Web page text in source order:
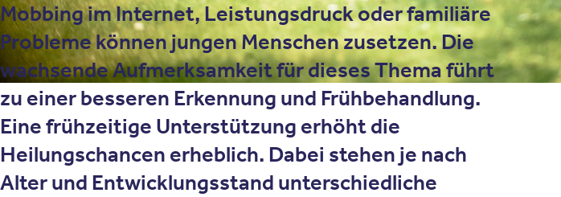
Mobbing im Internet, Leistungsdruck oder familiäre
Probleme können jungen Menschen zusetzen. Die
wachsende Aufmerksamkeit für dieses Thema führt
zu einer besseren Erkennung und Frühbehandlung.
Eine frühzeitige Unterstützung erhöht die
Heilungschancen erheblich. Dabei stehen je nach
Alter und Entwicklungsstand unterschiedliche